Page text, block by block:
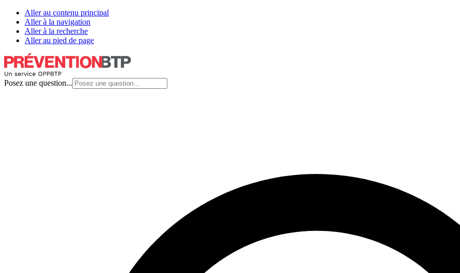
Aller au contenu principal
Aller à la navigation
Aller à la recherche
Aller au pied de page
Posez une question...